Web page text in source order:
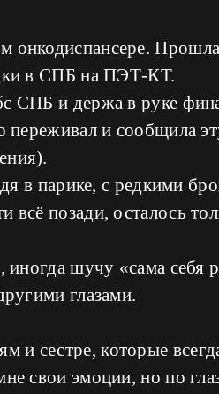
онкодиспансере.
в СПБ на ПЭТ-КТ.
и держа в руке
переживал и сообщила
в парике, с редкими
всё позади, осталось
иногда шучу «сама себя
глазами.
сестре, которые
свои эмоции, но по